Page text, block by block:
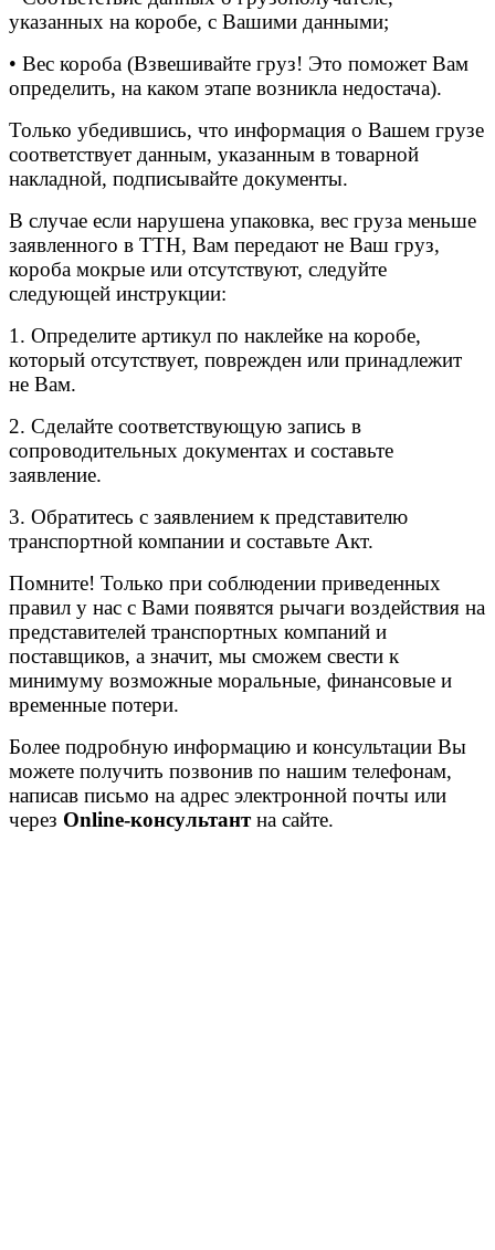
указанных на коробе, с Вашими данными;
• Вес короба (Взвешивайте груз! Это поможет Вам
определить, на каком этапе возникла недостача).
Только убедившись, что информация о Вашем грузе
соответствует данным, указанным в товарной
накладной, подписывайте документы.
В случае если нарушена упаковка, вес груза меньше
заявленного в ТТН, Вам передают не Ваш груз,
короба мокрые или отсутствуют, следуйте
следующей инструкции:
1. Определите артикул по наклейке на коробе,
который отсутствует, поврежден или принадлежит
не Вам.
2. Сделайте соответствующую запись в
сопроводительных документах и составьте
заявление.
3. Обратитесь с заявлением к представителю
транспортной компании и составьте Акт.
Помните! Только при соблюдении приведенных
правил у нас с Вами появятся рычаги воздействия на
представителей транспортных компаний и
поставщиков, а значит, мы сможем свести к
минимуму возможные моральные, финансовые и
временные потери.
Более подробную информацию и консультации Вы
можете получить позвонив по нашим телефонам,
написав письмо на адрес электронной почты или
через Online-консультантна сайте.